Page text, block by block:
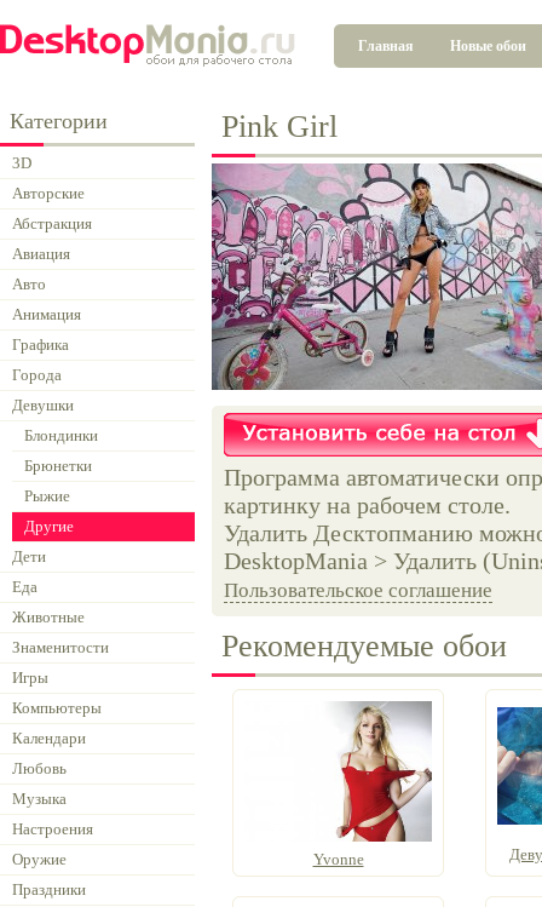
Главная Новые обои
Категории
3D
Авторские
Абстракция
Авиация
Авто
Анимация
Графика
Города
Девушки
Блондинки
Брюнетки
Рыжие
Другие
Дети
Еда
Животные
Знаменитости
Игры
Компьютеры
Календари
Любовь
Музыка
Настроения
Оружие
Праздники
Pink Girl
Программа автоматически
картинку на рабочем столе.
Удалить Десктопманию
DesktopMania > Удалить
Пользовательское соглашение
Рекомендуемые обои
Yvonne